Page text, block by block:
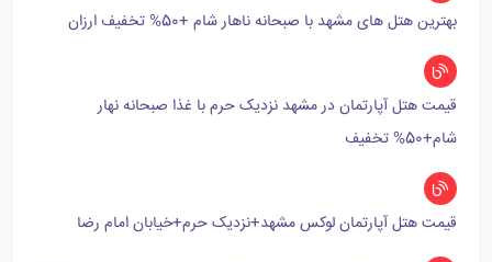
بهترین هتل های مشهد با صبحانه ناهار شام +50% تخفیف ارزان
قیمت هتل آپارتمان در مشهد نزدیک حرم با غذا صبحانه نهار
شام+50% تخفیف
قیمت هتل آپارتمان لوکس مشهد+نزدیک حرم+خیابان امام رضا